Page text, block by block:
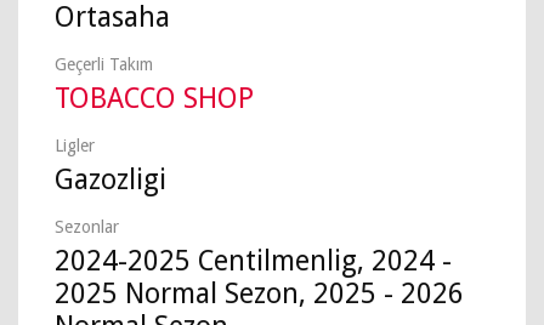
Ortasaha
Geçerli Takım
TOBACCO SHOP
Ligler
Gazozligi
Sezonlar
2024-2025 Centilmenlig, 2024 -
2025 Normal Sezon, 2025 - 2026